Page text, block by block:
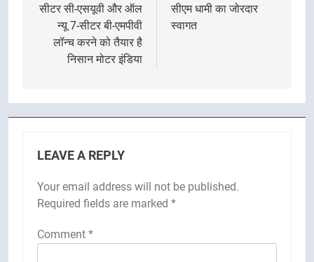
सीटर सी-एसयूवी और ऑल
न्यू 7-सीटर बी-एमपीवी
लॉन्च करने को तैयार है
निसान मोटर इंडिया
सीएम धामी का जोरदार
स्वागत
LEAVE A REPLY
Your email address will not be published.
Required fields are marked *
Comment *